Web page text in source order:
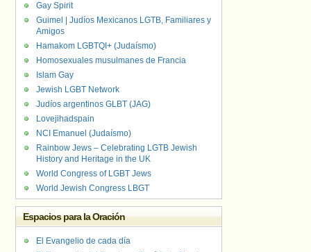
Gay Spirit
Guimel | Judíos Mexicanos LGTB, Familiares y
Amigos
Hamakom LGBTQI+ (Judaísmo)
Homosexuales musulmanes de Francia
Islam Gay
Jewish LGBT Network
Judíos argentinos GLBT (JAG)
Lovejihadspain
NCI Emanuel (Judaísmo)
Rainbow Jews – Celebrating LGTB Jewish
History and Heritage in the UK
World Congress of LGBT Jews
World Jewish Congress LBGT
Espacios para la Oración
El Evangelio de cada día